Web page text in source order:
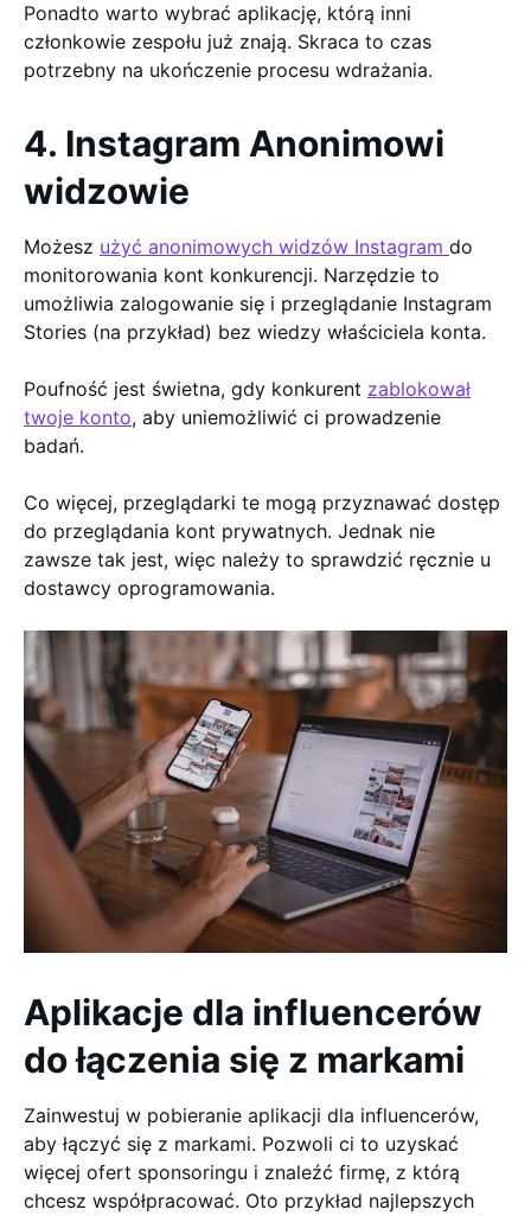
Ponadto warto wybrać aplikację, którą inni
członkowie zespołu już znają. Skraca to czas
potrzebny na ukończenie procesu wdrażania.
4. Instagram Anonimowi
widzowie
Możesz użyć anonimowych widzów Instagram do
monitorowania kont konkurencji. Narzędzie to
umożliwia zalogowanie się i przeglądanie Instagram
Stories (na przykład) bez wiedzy właściciela konta.
Poufność jest świetna, gdy konkurent zablokował
twoje konto, aby uniemożliwić ci prowadzenie
badań.
Co więcej, przeglądarki te mogą przyznawać dostęp
do przeglądania kont prywatnych. Jednak nie
zawsze tak jest, więc należy to sprawdzić ręcznie u
dostawcy oprogramowania.
Aplikacje dla influencerów
do łączenia się z markami
Zainwestuj w pobieranie aplikacji dla influencerów,
aby łączyć się z markami. Pozwoli ci to uzyskać
więcej ofert sponsoringu i znaleźć firmę, z którą
chcesz współpracować. Oto przykład najlepszych